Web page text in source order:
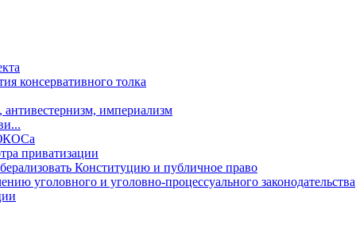
консервативного толка
антивестернизм, империализм
приватизации
Конституцию и публичное право
уголовного и уголовно-процессуального законодательства